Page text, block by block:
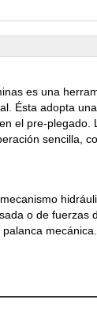
es una
Ésta adopta
el pre-plegado.
sencilla,
o de fuerzas
mecánica.